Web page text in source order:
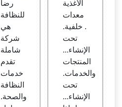
فة
رضا
للنظافة
هي
شركة
شاملة
تقدم
خدمات
النظافة
والصحة.
ت
الأغذية
معدات
. خلفية.
تحت
الإنشاء...
المنتجات
والخدمات.
تحت
الإنشاء...